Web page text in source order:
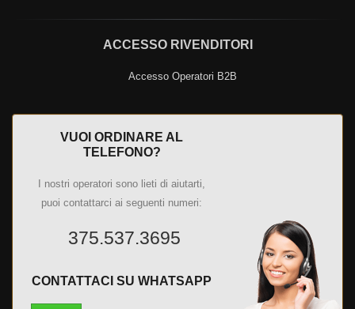
ACCESSO RIVENDITORI
Accesso Operatori B2B
VUOI ORDINARE AL
TELEFONO?
I nostri operatori sono lieti di aiutarti,
puoi contattarci ai seguenti numeri:
375.537.3695
CONTATTACI SU WHATSAPP